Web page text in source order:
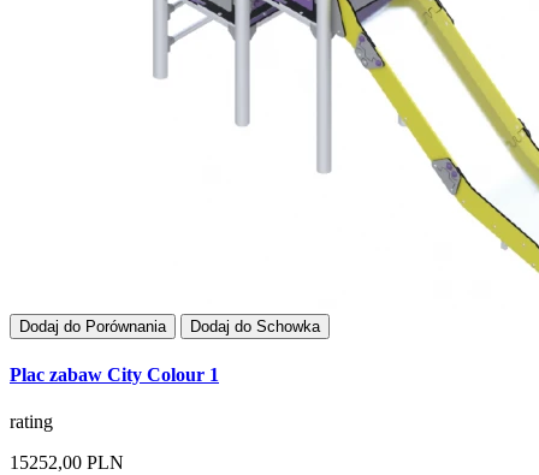
Dodaj do Porównania Dodaj do Schowka
Plac zabaw City Colour 1
rating
15252,00 PLN